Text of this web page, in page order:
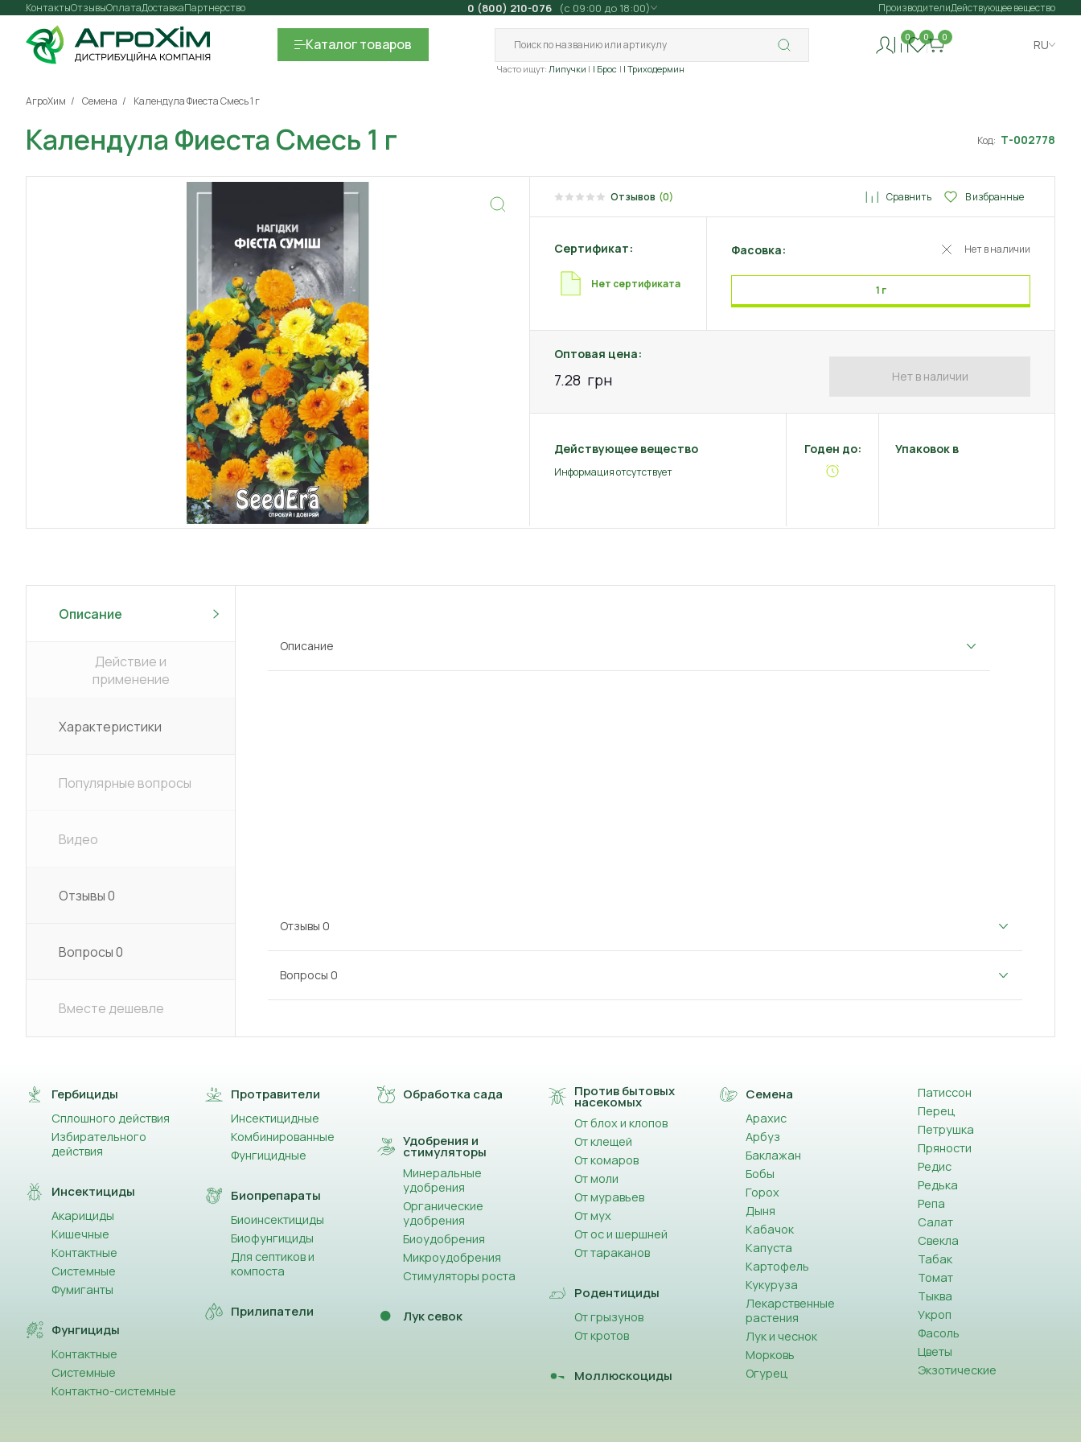
Контакты Оплата
Отзывы ДоставкаПартнерство 0 (800) 210-076 (с 09:00 до 18:00) ПроизводителиДействующее вещество
Каталогтоваров
Часто ищут: Липучки | Брос | Триходермин
0 0 0
RU
АгроХим Семена Календула Фиеста Смесь 1 г
Календула Фиеста Смесь 1 г Код: Т-002778
Отзывов (0) Сравнить В избранные
Сертификат:
Нет сертификата
Фасовка: Нет в наличии
1 г
Оптовая цена:
7.28 грн Нет в наличии
Действующее вещество
Информация отсутствует
Годен до: Упаковок в
Описание
Действие и
применение
Характеристики
Популярные вопросы
Видео
Отзывы0
Вопросы0
Вместе дешевле
Описание
Отзывы 0
Вопросы 0
Гербициды
Сплошного действия
Избирательного
действия
Инсектициды
Акарициды
Кишечные
Контактные
Системные
Фумиганты
Фунгициды
Контактные
Системные
Контактно-системные
Протравители
Инсектицидные
Комбинированные
Фунгицидные
Биопрепараты
Биоинсектициды
Биофунгициды
Для септиков и
компоста
Прилипатели
Обработка сада
Удобрения и
стимуляторы
Минеральные
удобрения
Органические
удобрения
Биоудобрения
Микроудобрения
Стимуляторы роста
Лук севок
Против бытовых
насекомых
От блох и клопов
От клещей
От комаров
От моли
От муравьев
От мух
От ос и шершней
От тараканов
Родентициды
От грызунов
От кротов
Моллюскоциды
Семена
Арахис
Арбуз
Баклажан
Бобы
Горох
Дыня
Кабачок
Капуста
Картофель
Кукуруза
Лекарственные
растения
Лук и чеснок
Морковь
Огурец
Патиссон
Перец
Петрушка
Пряности
Редис
Редька
Репа
Салат
Свекла
Табак
Томат
Тыква
Укроп
Фасоль
Цветы
Экзотические